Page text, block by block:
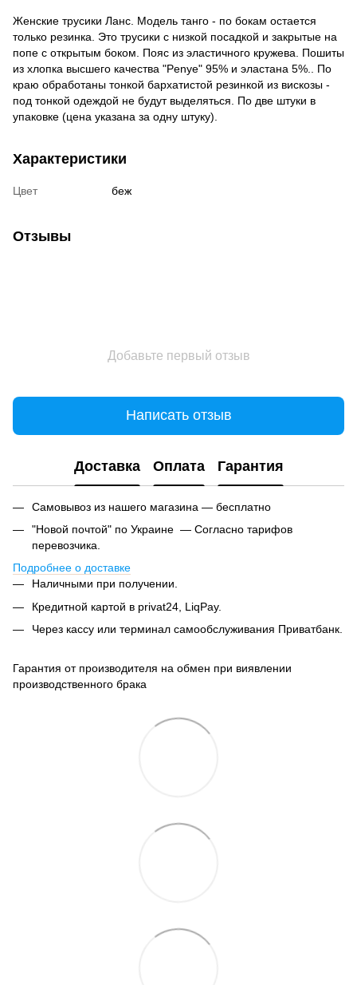
Женские трусики Ланс. Модель танго - по бокам остается
только резинка. Это трусики с низкой посадкой и закрытые на
попе с открытым боком. Пояс из эластичного кружева. Пошиты
из хлопка высшего качества "Penye" 95% и эластана 5%.. По
краю обработаны тонкой бархатистой резинкой из вискозы -
под тонкой одеждой не будут выделяться. По две штуки в
упаковке (цена указана за одну штуку).
Характеристики
Цвет беж
Отзывы
Добавьте первый отзыв
Написать отзыв
Доставка Оплата Гарантия
Самовывоз из нашего магазина — бесплатно
"Новой почтой" по Украине — Согласно тарифов
перевозчика.
Подробнее о доставке
Наличными при получении.
Кредитной картой в privat24, LiqPay.
Через кассу или терминал самообслуживания Приватбанк.
Гарантия от производителя на обмен при виявлении
производственного брака